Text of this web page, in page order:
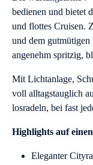
bedienen und bietet
und flottes Cruisen.
und dem
angenehm spritzig,
Mit Lichtanlage,
voll alltagstauglich
losradeln, bei fast
Highlights auf
Eleganter